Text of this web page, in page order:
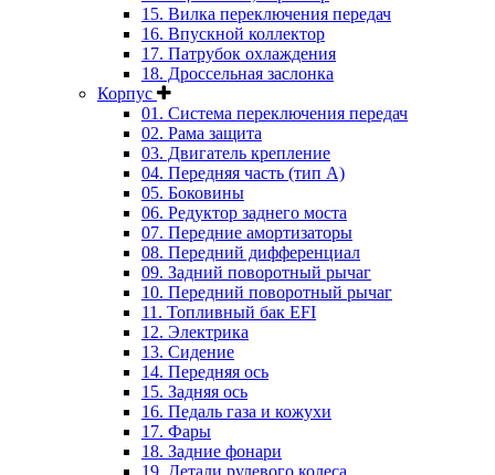
15. Вилка переключения передач
16. Впускной коллектор
17. Патрубок охлаждения
18. Дроссельная заслонка
Корпус
01. Система переключения передач
02. Рама защита
03. Двигатель крепление
04. Передняя часть (тип А)
05. Боковины
06. Редуктор заднего моста
07. Передние амортизаторы
08. Передний дифференциал
09. Задний поворотный рычаг
10. Передний поворотный рычаг
11. Топливный бак EFI
12. Электрика
13. Сидение
14. Передняя ось
15. Задняя ось
16. Педаль газа и кожухи
17. Фары
18. Задние фонари
19. Детали рулевого колеса